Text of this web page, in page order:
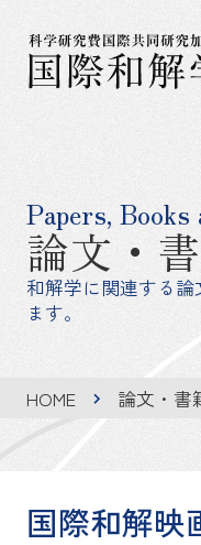
論文・
Papers, Books
和解学に関連する
ます。
HOME 論文・書
国際和解映